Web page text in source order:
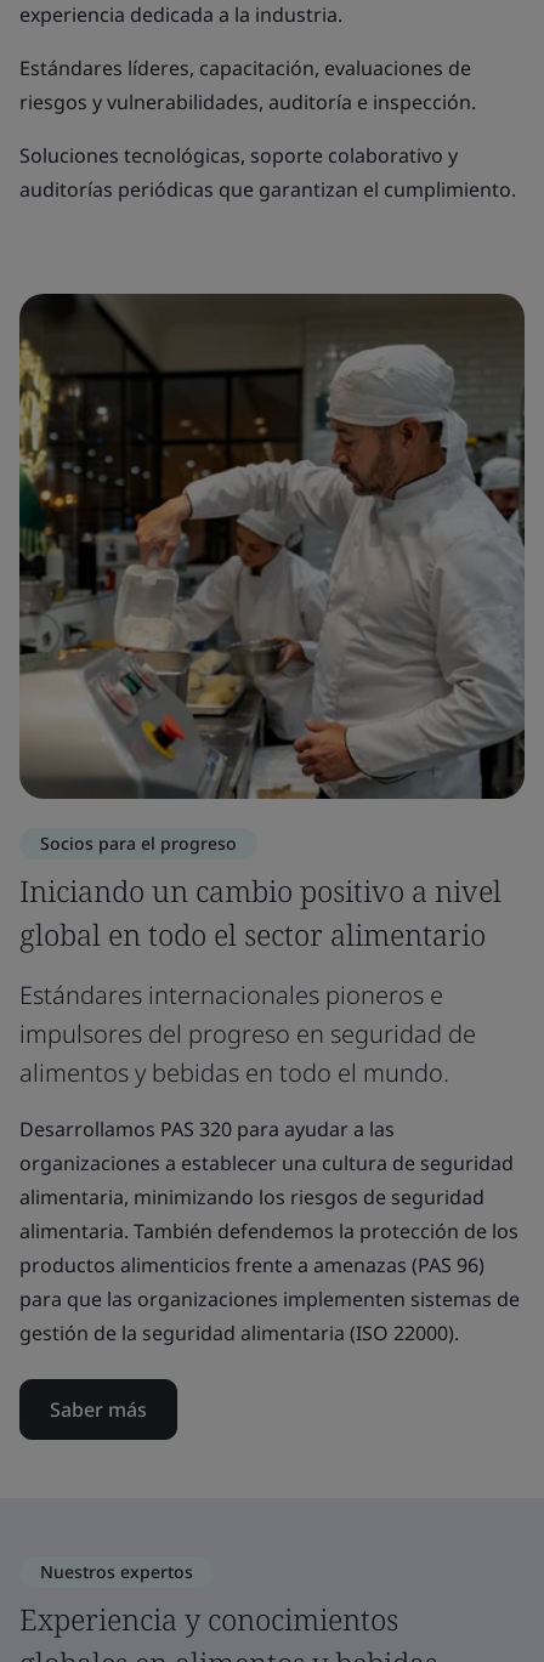
experiencia dedicada a la industria.
Estándares líderes, capacitación, evaluaciones de
riesgos y vulnerabilidades, auditoría e inspección.
Soluciones tecnológicas, soporte colaborativo y
auditorías periódicas que garantizan el cumplimiento.
Socios para el progreso
Iniciando un cambio positivo a nivel
global en todo el sector alimentario
Estándares internacionales pioneros e
impulsores del progreso en seguridad de
alimentos y bebidas en todo el mundo.
Desarrollamos PAS 320 para ayudar a las
organizaciones a establecer una cultura de seguridad
alimentaria, minimizando los riesgos de seguridad
alimentaria. También defendemos la protección de los
productos alimenticios frente a amenazas (PAS 96)
para que las organizaciones implementen sistemas de
gestión de la seguridad alimentaria (ISO 22000).
Saber más
Nuestros expertos
Experiencia y conocimientos